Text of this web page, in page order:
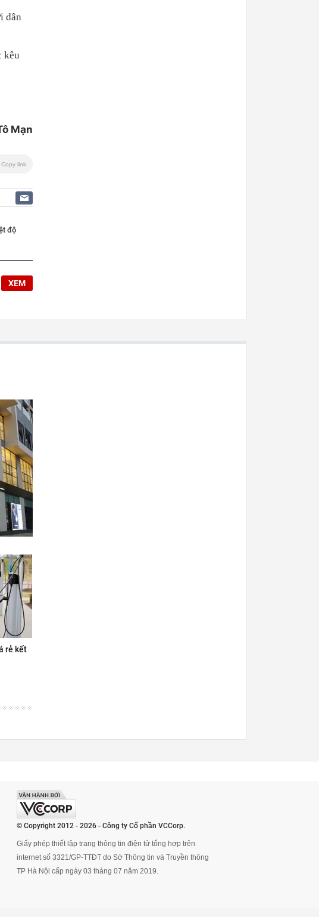
dân
kêu
Mạn
Copy link
độ
XEM
rẻ kết
© Copyright 2012 - 2026 - Công ty Cổ phần VCCorp.
Giấy phép thiết lập trang thông tin điện tử tổng hợp trên
internet số 3321/GP-TTĐT do Sở Thông tin và Truyền thông
TP Hà Nội cấp ngày 03 tháng 07 năm 2019.